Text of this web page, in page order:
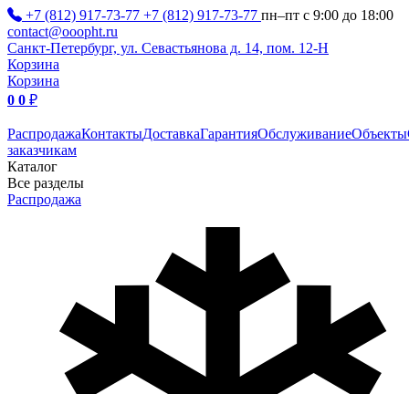
+7 (812) 917-73-77 +7 (812) 917-73-77 пн–пт с 9:00 до 18:00
contact@ooopht.ru
Санкт-Петербург, ул. Севастьянова д. 14, пом. 12-Н
Корзина
Корзина
0 0 ₽
РаспродажаКонтактыДоставкаГарантияОбслуживаниеОбъекты
заказчикам
Каталог
Все разделы
Распродажа